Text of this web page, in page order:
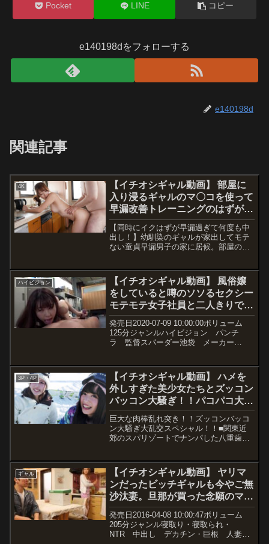
Pocket LINE コピー
e140198dをフォローする
e140198d
関連記事
4K
【イチオシギャル動画】 部屋に
入り浸るギャルのマ〇コを使って
早漏改善トレーニングのはずが気
持ち良すぎて何度も中出し！最後
は同時イキ中出し！ 吉沢梨亜
【同時にイクはずが早漏過ぎて何度も中
出し！】幼馴染のギャルが家出してモテ
ない童貞早漏男子の家に居候。部屋の漫
られる始末。お小遣いを渡す事を渋る男
に代わりに早漏を治してあげるとセック
スの練習。コンドームを着けて初めて挿
入するが即射精、何度も繰り返す内にゴ
ムが無くなり生挿入、更に気持ち良くな
り何度も中出ししてしまう。果たして早
漏改善できるのだろうか？
ハイビジョン
【イチオシギャル動画】 風俗嬢
をしていると噂のソソるセクシー
モテモテ女子社員と二人きりで残
業！！するとドキドキしている俺
を弄ぶかのようにパンチラで誘
惑！それどころか胸までグイグイ
しかけてきた！？退社後風俗でア
ルバイトをしていると告られ…
発売日2020-07-09 10:00:00ボリューム
125分ジャンルハイビジョン パンチ
ラ 監督スパーダー池袋 メーカー
￥300~動画観たい人はこちら...
3P・4P
【イチオシギャル動画】 ハメを
外しすぎた美少女たちとズッコン
バッコン大騒ぎ！！パコパコ大乱
交
巨大な肉棒乱れ突き！！ズッコンバッコ
ン大騒ぎ大乱交スペシャル！！■関東近
郊のスパリゾートでナンパした八重歯が
ww■AV男優と合コン！アプリで知り合っ
てヤル気満々セクシー服で来た女子大生
と太陽の下でハメを外してハメまく
る！！■プールで遊んでいたスレンダー
水着美少女、おっとりしてるかと思いき
や…反った巨チンが大好物のド淫乱丸出
しビッチでした！！■ゲレンデに舞い降
りた激カワJDを口説き落とす！スキーウ
ギャル
【イチオシギャル動画】 ヤリマ
ンだったビッチギャルも今やご無
沙汰妻。旦那が買った念願のマイ
ホームにやってきた見知らぬ男が
みせつけてきた人生初の極太勃起
チ○ポを見て、久しぶりにパンツ
発売日2016-04-08 10:00:47ボリューム
205分ジャンル寝取り・寝取られ・
NTR 中出し デカチン・巨根 人妻・